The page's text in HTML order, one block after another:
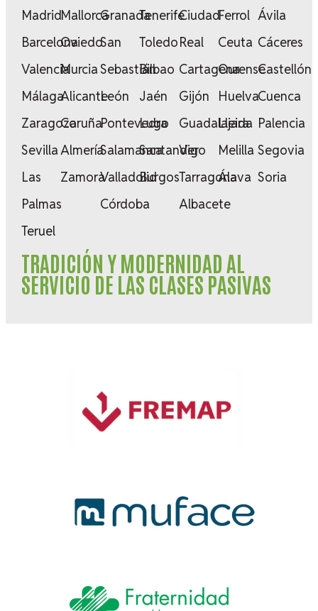
Madrid
Barcelona
Valencia
Málaga
Zaragoza
Sevilla
Las
Palmas
Teruel
Mallorca
Oviedo
Murcia
Alicante
Coruña
Almería
Zamora
Granada
San
Sebastián
León
Pontevedra
Salamanca
Valladolid
Córdoba
Tenerife
Toledo
Bilbao
Jaén
Lugo
Santander
Burgos
Ciudad
Real
Cartagena
Gijón
Guadalajara
Vigo
Tarragona
Albacete
Ferrol
Ceuta
Ourense
Huelva
Lleida
Melilla
Álava
Ávila
Cáceres
Castellón
Cuenca
Palencia
Segovia
Soria
TRADICIÓN Y MODERNIDAD AL
SERVICIO DE LAS CLASES PASIVAS